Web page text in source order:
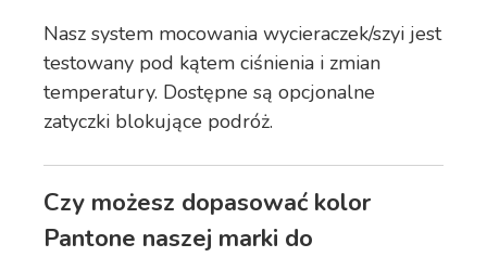
Nasz system mocowania wycieraczek/szyi jest
testowany pod kątem ciśnienia i zmian
temperatury. Dostępne są opcjonalne
zatyczki blokujące podróż.
Czy możesz dopasować kolor
Pantone naszej marki do